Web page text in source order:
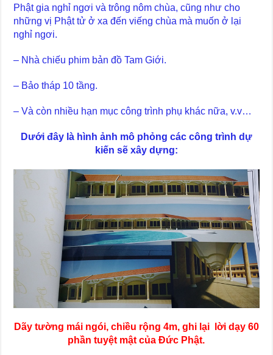
Phật gia nghỉ ngơi và trông nôm chùa, cũng như cho
những vị Phật tử ở xa đến viếng chùa mà muốn ở lại
nghỉ ngơi.
– Nhà chiếu phim bản đồ Tam Giới.
– Bảo tháp 10 tầng.
– Và còn nhiều hạn mục công trình phụ khác nữa, v.v…
Dưới đây là hình ảnh mô phỏng các công trình dự
kiến sẽ xây dựng:
Dãy tường mái ngói, chiều rộng 4m, ghi lại lời dạy 60
phần tuyệt mật của Đức Phật.